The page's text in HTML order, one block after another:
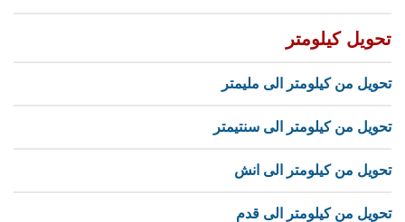
تحويل كيلومتر
تحويل من كيلومتر الى مليمتر
تحويل من كيلومتر الى سنتيمتر
تحويل من كيلومتر الى انش
تحويل من كيلومتر الى قدم